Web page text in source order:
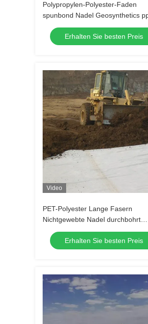
Polypropylen-Polyester-Faden
spunbond Nadel Geosynthetics
lochte nichtgewebte Geotextilien
Straßenmüllgrubenprojekte
Erhalten Sie besten Preis
Video
PET-Polyester Lange Fasern
Nichtgewebte Nadel durchbohrt
Polyester Geotextil Nichtgewebe
Geotextil für Straßenbelag
Erhalten Sie besten Preis